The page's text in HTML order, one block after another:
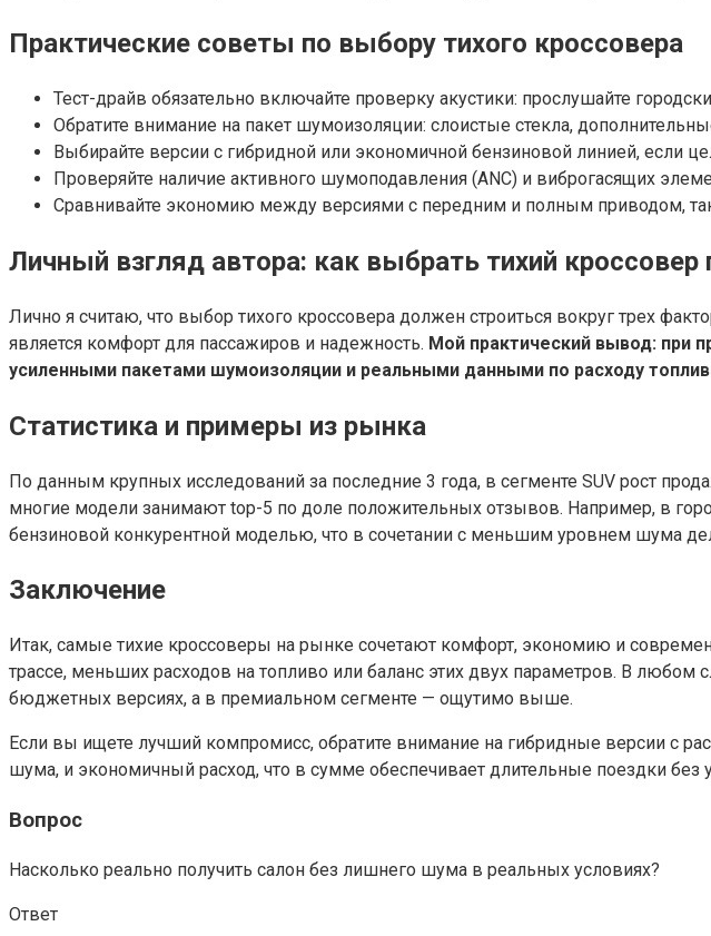
Практические советы по выбору тихого кроссовера
Тест-драйв обязательно включайте проверку акустики: прослушайте
Обратите внимание на пакет шумоизоляции: слоистые стекла,
Выбирайте версии с гибридной или экономичной бензиновой линией, если
Проверяйте наличие активного шумоподавления (ANC) и виброгасящих
Сравнивайте экономию между версиями с передним и полным приводом,
Личный взгляд автора: как выбрать тихий кроссовер
Лично я считаю, что выбор тихого кроссовера должен строиться вокруг трех
является комфорт для пассажиров и надежность. Мой практический вывод: при
усиленными пакетами шумоизоляции и реальными данными по расходу
Статистика и примеры из рынка
По данным крупных исследований за последние 3 года, в сегменте SUV рост
многие модели занимают top-5 по доле положительных отзывов. Например, в
бензиновой конкурентной моделью, что в сочетании с меньшим уровнем шума
Заключение
Итак, самые тихие кроссоверы на рынке сочетают комфорт, экономию и
трассе, меньших расходов на топливо или баланс этих двух параметров. В
бюджетных версиях, а в премиальном сегменте — ощутимо выше.
Если вы ищете лучший компромисс, обратите внимание на гибридные версии с
шума, и экономичный расход, что в сумме обеспечивает длительные поездки без
Вопрос
Насколько реально получить салон без лишнего шума в реальных условиях?
Ответ